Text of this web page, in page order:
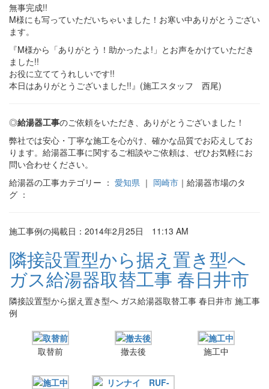
無事完成!!
M様にも写っていただいちゃいました！お寒い中ありがとうござい
ます。
『M様から「ありがとう！助かったよ!」とお声をかけていただき
ました!!
お役に立ててうれしいです!!
本日はありがとうございました!!』(施工スタッフ 西尾)
◎給湯器工事のご依頼をいただき、ありがとうございました！
弊社では安心・丁寧な施工を心がけ、確かな品質でお応えしてお
ります。給湯器工事に関するご相談やご依頼は、ぜひお気軽にお
問い合わせください。
給湯器の工事カテゴリー ： 愛知県 ｜ 岡崎市 ｜給湯器市場のタ
グ ：
施工事例の掲載日：2014年2月25日 11:13 AM
隣接設置型から据え置き型へ
ガス給湯器取替工事 春日井市
隣接設置型から据え置き型へ ガス給湯器取替工事 春日井市 施工事
例
取替前 撤去後 施工中